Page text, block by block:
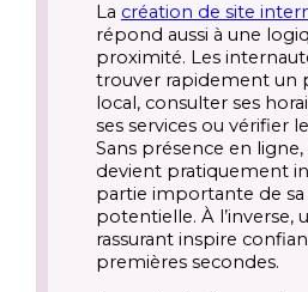
La création de site
répond aussi à une
proximité. Les
trouver rapidement un
local, consulter ses
ses services ou vérifier
Sans présence en
devient pratiquement
partie importante de sa
potentielle. À l’inverse,
rassurant inspire
premières secondes.